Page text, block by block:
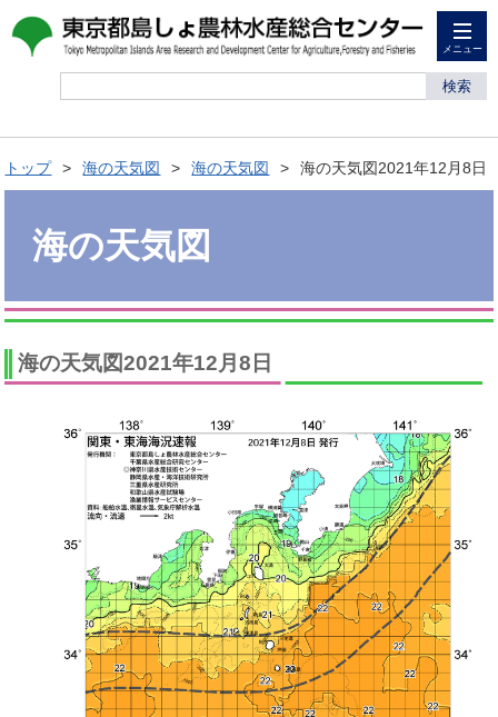
メニュー
検索
トップ 海の天気図 海の天気図 海の天気図2021年12月8日
海の天気図
海の天気図2021年12月8日